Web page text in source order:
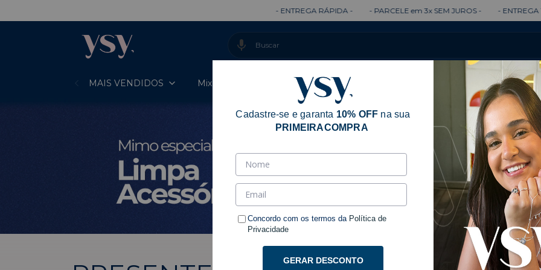
- ENTREGA RÁPIDA - - PARCELE em 3x SEM JUROS - - ENTREGA 100%
MAIS VENDIDOS Mixes Prontos Colares Pulseiras
Cadastre-se e garanta 10% OFF na sua
PRIMEIRACOMPRA
Concordo com os termos da Política de
Privacidade
GERAR DESCONTO